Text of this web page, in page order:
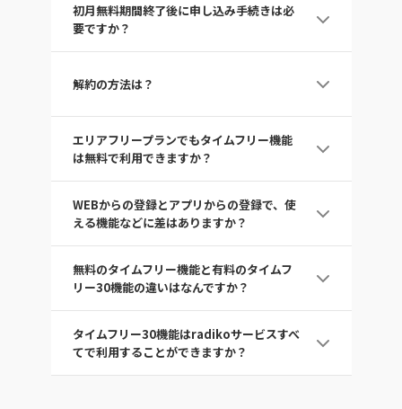
になります。
初月無料期間は登録日を含む月末までとなってお
ん。
でになります。
初月無料期間終了後に申し込み手続きは必
要ですか？
ますので、
改めて手続きを行う必要はなく、そのままラジコ
解約の方法は？
つでも解約できます。
初月無料期間中の解約であれば、料金は発生しま
解約すると無料プランへ移行します。無料プラン
でもタイムフリー機能等はご利用いただけます。
エリアフリープランでもタイムフリー機能
は無料で利用できますか？
（過去7日以内に放送された番組を再生し始めて
から24時間以内であれば合計3時間聴取可能）を
用いただく場合は、有料のタイムフリー30プラン
またはダブルプランへの登録が必要になります。
WEBからの登録とアプリからの登録で、使
える機能などに差はありますか？
しても同じ機能をご利用いただけます。
ただし、無料期間や料金、登録方法が異なります
無料のタイムフリー機能と有料のタイムフ
リー30機能の違いはなんですか？
た番組を、その番組を再生し始めてから24時間以
内であれば、合計3時間まで聴くことができま
タイムフリー30機能は過去30日以内までに放送さ
タイムフリー30機能はradikoサービスすべ
てで利用することができますか？